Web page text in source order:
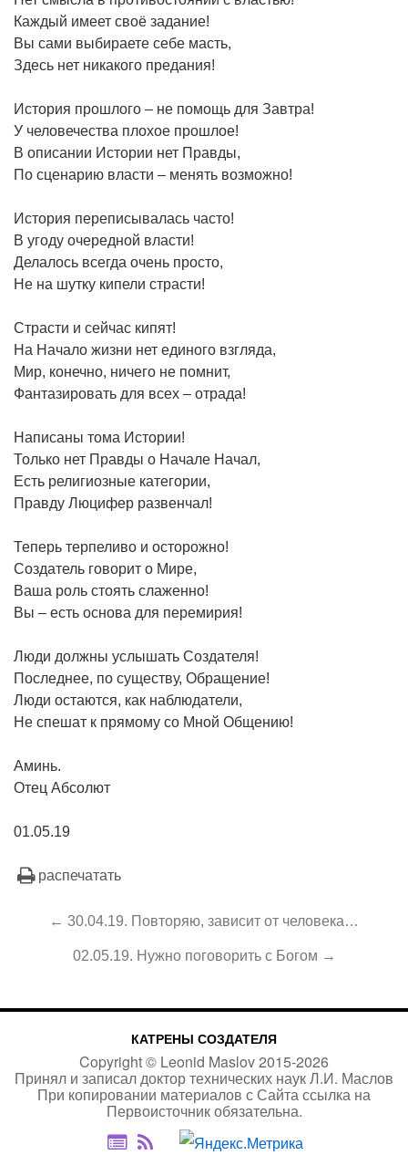
Каждый имеет своё задание!
Вы сами выбираете себе масть,
Здесь нет никакого предания!
История прошлого – не помощь для Завтра!
У человечества плохое прошлое!
В описании Истории нет Правды,
По сценарию власти – менять возможно!
История переписывалась часто!
В угоду очередной власти!
Делалось всегда очень просто,
Не на шутку кипели страсти!
Страсти и сейчас кипят!
На Начало жизни нет единого взгляда,
Мир, конечно, ничего не помнит,
Фантазировать для всех – отрада!
Написаны тома Истории!
Только нет Правды о Начале Начал,
Есть религиозные категории,
Правду Люцифер развенчал!
Теперь терпеливо и осторожно!
Создатель говорит о Мире,
Ваша роль стоять слаженно!
Вы – есть основа для перемирия!
Люди должны услышать Создателя!
Последнее, по существу, Обращение!
Люди остаются, как наблюдатели,
Не спешат к прямому со Мной Общению!
Аминь.
Отец Абсолют
01.05.19
распечатать
← 30.04.19. Повторяю, зависит от человека…
02.05.19. Нужно поговорить с Богом →
КАТРЕНЫ СОЗДАТЕЛЯ
Copyright © Leonid Maslov2015-2026
Принял и записал доктор технических наук Л.И. Маслов
При копировании материалов с Сайтассылка на
Первоисточникобязательна.